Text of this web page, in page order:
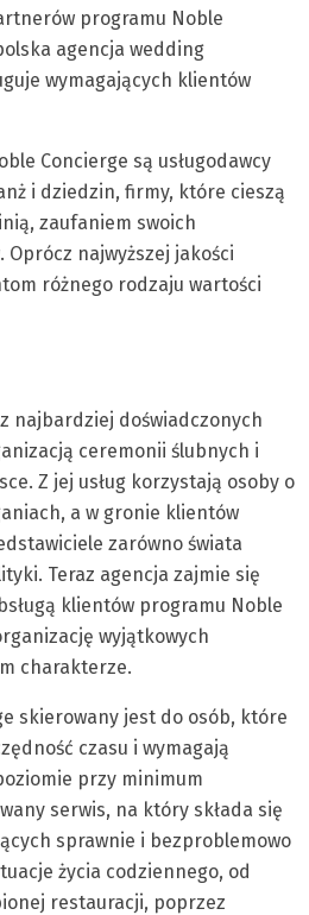
programu Noble
agencja wedding
wymagających klientów
Concierge są usługodawcy
i dziedzin, firmy, które cieszą
zaufaniem swoich
najwyższej jakości
różnego rodzaju wartości
najbardziej doświadczonych
ceremonii ślubnych i
Z jej usług korzystają osoby o
a w gronie klientów
zarówno świata
Teraz agencja zajmie się
klientów programu Noble
wyjątkowych
charakterze.
skierowany jest do osób, które
czasu i wymagają
przy minimum
serwis, na który składa się
sprawnie i bezproblemowo
życia codziennego, od
restauracji, poprzez